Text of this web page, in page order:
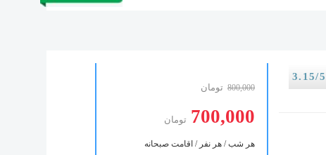
800,000 تومان
700,000 تومان
هر شب / هر نفر / اقامت صبحانه